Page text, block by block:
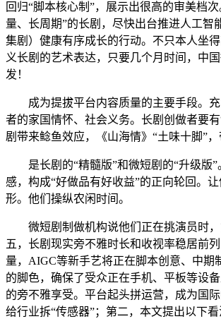
回归“脚本核心制”，展示出很高的审美档
量、长周期”的长剧，尽快出台推进人工智
集剧）健康有序成长的行动。不只本人坐
义长剧的艺术表达，只要几个月时间，中
发！
成为提拔平台内容质量的主要手段。充
者的家国情怀、社会义务。长剧创做者要
剧带来鲶鱼效应，《山海情》“土味十脚”，
是长剧的“精髓版”和微短剧的“升级版”
感，构成“好做品有好收益”的正向轮回。
形。他们操纵农闲时间。
微短剧制做机构说他们正在挑演员时，
五，长剧现实旁不雅时长和收视率稳居前
量，AIGC等新手艺将正在脚本创意、中期
的脚色，确保了受众正在手机、平板等设
的旁不雅享受。平台起头拼运营，成为国
给行业拆“传感器”；第二，本文提出以下